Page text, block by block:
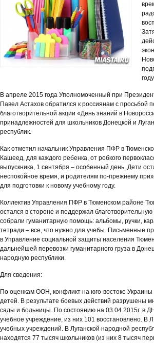
В апреле 2015 года Уполномоченный при
Павел Астахов обратился к россиянам с просьбой
благотворительной акции «День знаний в
принадлежностей для школьников Донецкой и
республик.
Как отметил начальник Управления ПФР в
Кашеед, для каждого ребенка, от робкого
выпускника, 1 сентября – особенный день. Дети
неспокойное время, и родителям по-прежнему
для подготовки к новому учебному году.
Коллектив Управления ПФР в Тюменском районе
остался в стороне и поддержал
собрали гуманитарную помощь: альбомы, ручки,
тетради – все, что нужно для учебы. Письменные
в Управление социальной защиты населения
дальнейшей перевозки гуманитарного груза в
народную республики.
Для сведения:
По оценкам ООН, конфликт на юго-востоке
детей. В результате боевых действий разрушены
сады и больницы. По состоянию на 03.04.2015г. в
учебное учреждение, из них 101 восстановлено. В
учебных учреждений. В Луганской народной
находятся 77 тысяч школьников (из них 8 тысяч